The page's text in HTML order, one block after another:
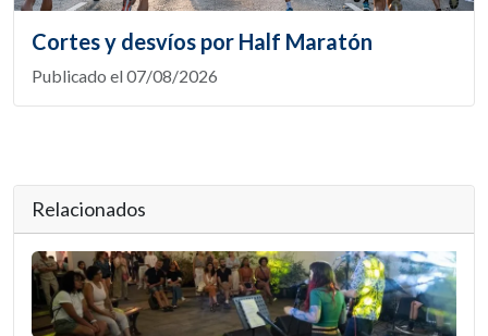
Cortes y desvíos por Half Maratón
Publicado el 07/08/2026
Relacionados